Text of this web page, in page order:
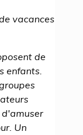
vacances
de
enfants.
d'amuser
Un